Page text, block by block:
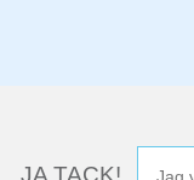
JA TACK!